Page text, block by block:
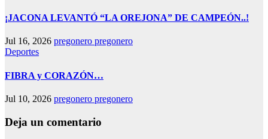
¡JACONA LEVANTÓ “LA OREJONA” DE CAMPEÓN..!
Jul 16, 2026 pregonero pregonero
Deportes
FIBRA y CORAZÓN…
Jul 10, 2026 pregonero pregonero
Deja un comentario